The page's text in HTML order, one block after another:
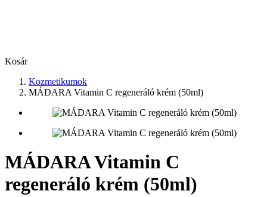
Kosár
Kozmetikumok
MÁDARA Vitamin C regeneráló krém (50ml)
MÁDARA Vitamin C
regeneráló krém (50ml)